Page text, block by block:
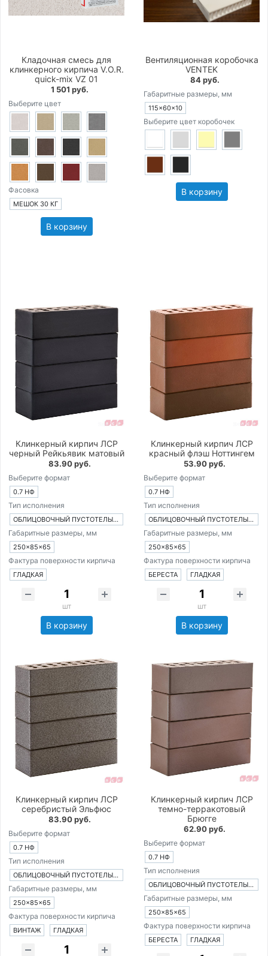
Кладочная смесь для
клинкерного кирпича V.O.R.
quick-mix VZ 01
1 501 руб.
Выберите цвет
Фасовка
МЕШОК 30 КГ
В корзину
Вентиляционная коробочка
VENTEK
84 руб.
Габаритные размеры, мм
115×60×10
Выберите цвет коробочек
В корзину
Клинкерный кирпич ЛСР
черный Рейкьявик матовый
83.90 руб.
Выберите формат
0.7 НФ
Тип исполнения
ОБЛИЦОВОЧНЫЙ ПУСТОТЕЛЫЙ КИРПИЧ
Габаритные размеры, мм
250×85×65
Фактура поверхности кирпича
ГЛАДКАЯ
шт
В корзину
Клинкерный кирпич ЛСР
красный флэш Ноттингем
53.90 руб.
Выберите формат
0.7 НФ
Тип исполнения
ОБЛИЦОВОЧНЫЙ ПУСТОТЕЛЫЙ КИРПИЧ
Габаритные размеры, мм
250×85×65
Фактура поверхности кирпича
БЕРЕСТА ГЛАДКАЯ
шт
В корзину
Клинкерный кирпич ЛСР
серебристый Эльфюс
83.90 руб.
Выберите формат
0.7 НФ
Тип исполнения
ОБЛИЦОВОЧНЫЙ ПУСТОТЕЛЫЙ КИРПИЧ
Габаритные размеры, мм
250×85×65
Фактура поверхности кирпича
ВИНТАЖ ГЛАДКАЯ
Клинкерный кирпич ЛСР
темно-терракотовый
Брюгге
62.90 руб.
Выберите формат
0.7 НФ
Тип исполнения
ОБЛИЦОВОЧНЫЙ ПУСТОТЕЛЫЙ КИРПИЧ
Габаритные размеры, мм
250×85×65
Фактура поверхности кирпича
БЕРЕСТА ГЛАДКАЯ